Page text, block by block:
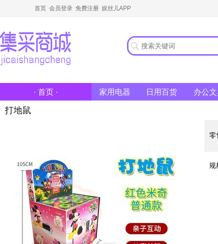
首页 会员登录 免费注册 娱丝儿APP
· 首页 · 家用电器 日用百货 办公
打地鼠
零
规